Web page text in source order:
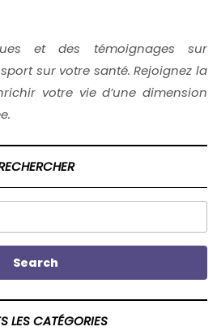
et des témoignages sur
sur votre santé. Rejoignez la
votre vie d’une dimension
Search
LES CATÉGORIES